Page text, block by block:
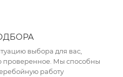
выбора для вас,
проверенное. Мы способны
работу